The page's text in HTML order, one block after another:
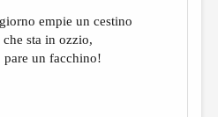
empie un cestino
sta in ozzio,
un facchino!